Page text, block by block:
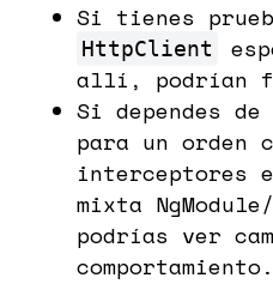
Si tienes
HttpClient
allí, podrían
Si dependes de
para un orden
interceptores
mixta
podrías ver
comportamiento.